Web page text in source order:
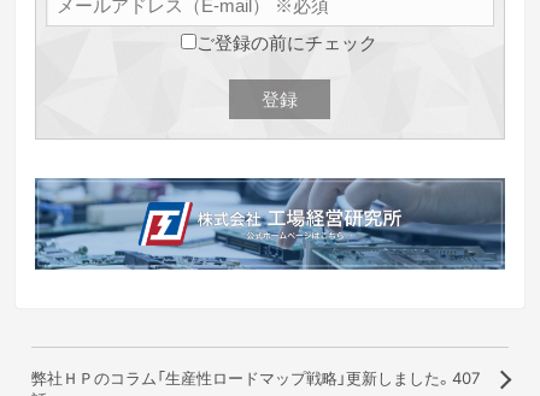
ご登録の前にチェック
弊社ＨＰのコラム「生産性ロードマップ戦略」更新しました。407